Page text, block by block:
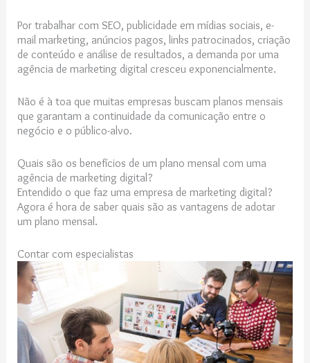
Por trabalhar com SEO, publicidade em mídias sociais, e-
mail marketing, anúncios pagos, links patrocinados, criação
de conteúdo e análise de resultados, a demanda por uma
agência de marketing digital cresceu exponencialmente.
Não é à toa que muitas empresas buscam planos mensais
que garantam a continuidade da comunicação entre o
negócio e o público-alvo.
Quais são os benefícios de um plano mensal com uma
agência de marketing digital?
Entendido o que faz uma empresa de marketing digital?
Agora é hora de saber quais são as vantagens de adotar
um plano mensal.
Contar com especialistas